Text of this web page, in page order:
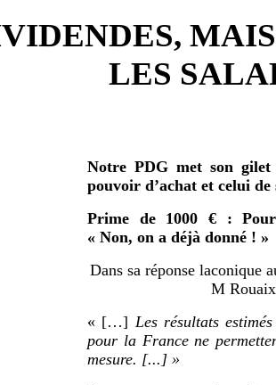
LES
Notre PDG met son
pouvoir d’achat et celui de
Prime de 1000 € :
« Non, on a déjà donné ! »
Dans sa réponse laconique
M
« […] Les résultats
pour la France ne
mesure. [...] »